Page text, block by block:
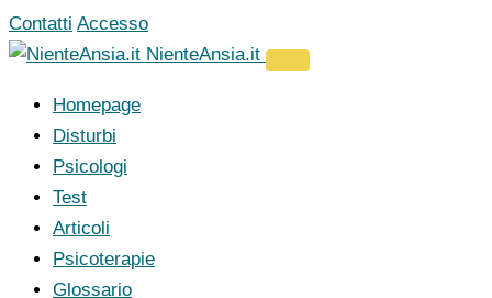
Vai
al
Contatti Accesso
NienteAnsia.it
Homepage
Disturbi
Psicologi
Test
Articoli
Psicoterapie
Glossario